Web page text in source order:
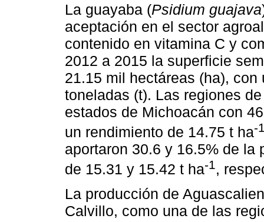
La guayaba (Psidium guajava
aceptación en el sector
contenido en vitamina C y
2012 a 2015 la superficie
21.15 mil hectáreas (ha),
toneladas (t). Las regiones
estados de Michoacán con
un rendimiento de 14.75 t ha-
aportaron 30.6 y 16.5% de la
de 15.31 y 15.42 t ha-1,
La producción de
Calvillo, como una de las